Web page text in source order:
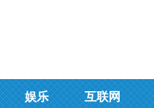
娱乐 互联网